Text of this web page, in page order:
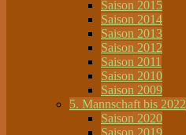
Saison 2015
Saison 2014
Saison 2013
Saison 2012
Saison 2011
Saison 2010
Saison 2009
5. Mannschaft bis 2022
Saison 2020
Saison 2019